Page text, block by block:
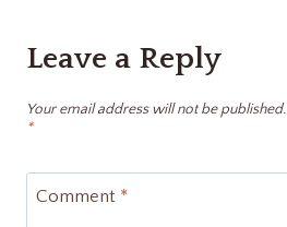
Leave a Reply
Your email address will not be published.
*
Comment *